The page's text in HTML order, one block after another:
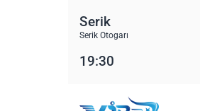
Serik
Serik Otogarı
19:30